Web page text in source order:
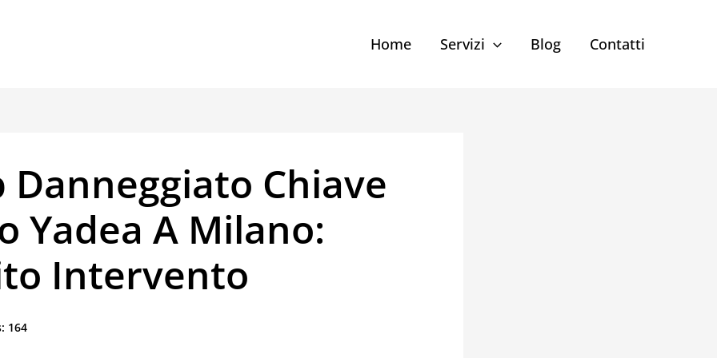
Home Servizi Blog Contatti
Danneggiato Chiave
Yadea A Milano:
Intervento
164